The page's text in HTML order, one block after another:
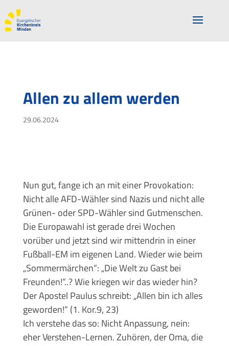
Allen zu allem werden
29.06.2024
Nun gut, fange ich an mit einer Provokation:
Nicht alle AFD-Wähler sind Nazis und nicht alle
Grünen- oder SPD-Wähler sind Gutmenschen.
Die Europawahl ist gerade drei Wochen
vorüber und jetzt sind wir mittendrin in einer
Fußball-EM im eigenen Land. Wieder wie beim
„Sommermärchen“: „Die Welt zu Gast bei
Freunden!“..? Wie kriegen wir das wieder hin?
Der Apostel Paulus schreibt: „Allen bin ich alles
geworden!“ (1. Kor.9, 23)
Ich verstehe das so: Nicht Anpassung, nein:
eher Verstehen-Lernen. Zuhören, der Oma, die